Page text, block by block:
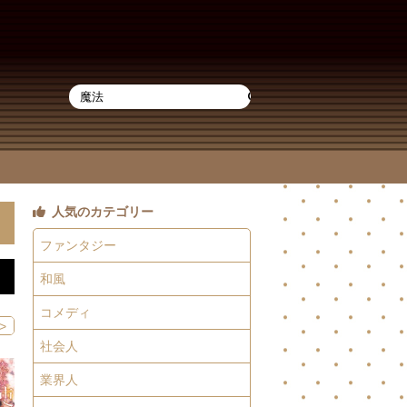
人気のカテゴリー
ファンタジー
和風
コメディ
社会人
業界人